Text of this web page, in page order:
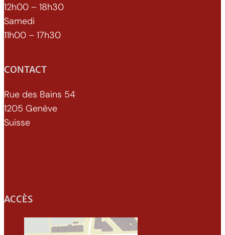
12h00 – 18h30
Samedi
11h00 – 17h30
CONTACT
Rue des Bains 54
1205 Genève
Suisse
ACCÈS